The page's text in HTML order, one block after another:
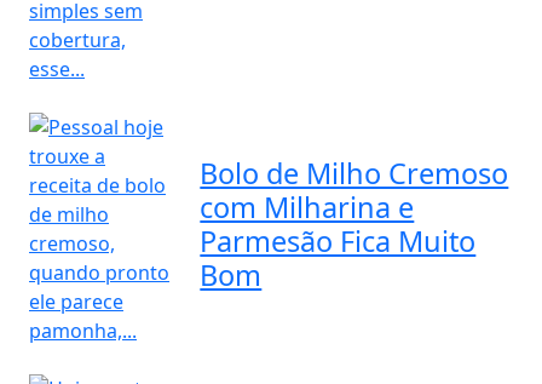
Bolo de Milho Cremoso
com Milharina e
Parmesão Fica Muito
Bom